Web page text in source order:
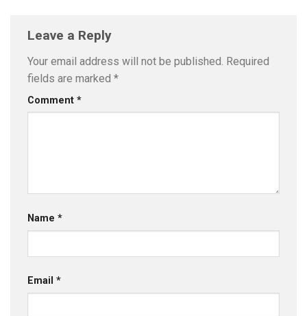
Leave a Reply
Your email address will not be published. Required
fields are marked *
Comment *
Name *
Email *